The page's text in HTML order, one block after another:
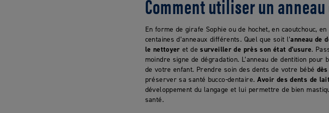
Comment utiliser un
En forme de girafe Sophie ou de hochet, en caoutchouc,
centaines d’anneaux différents. Quel que soit l’anneau de
le nettoyer et desurveiller de près son état d’usure.
moindre signe de dégradation. L’anneau de dentition
de votre enfant. Prendre soin des dents de votre bébé
préserver sa santé bucco-dentaire. Avoir des dents de
développement du langage et lui permettre de bien
santé.